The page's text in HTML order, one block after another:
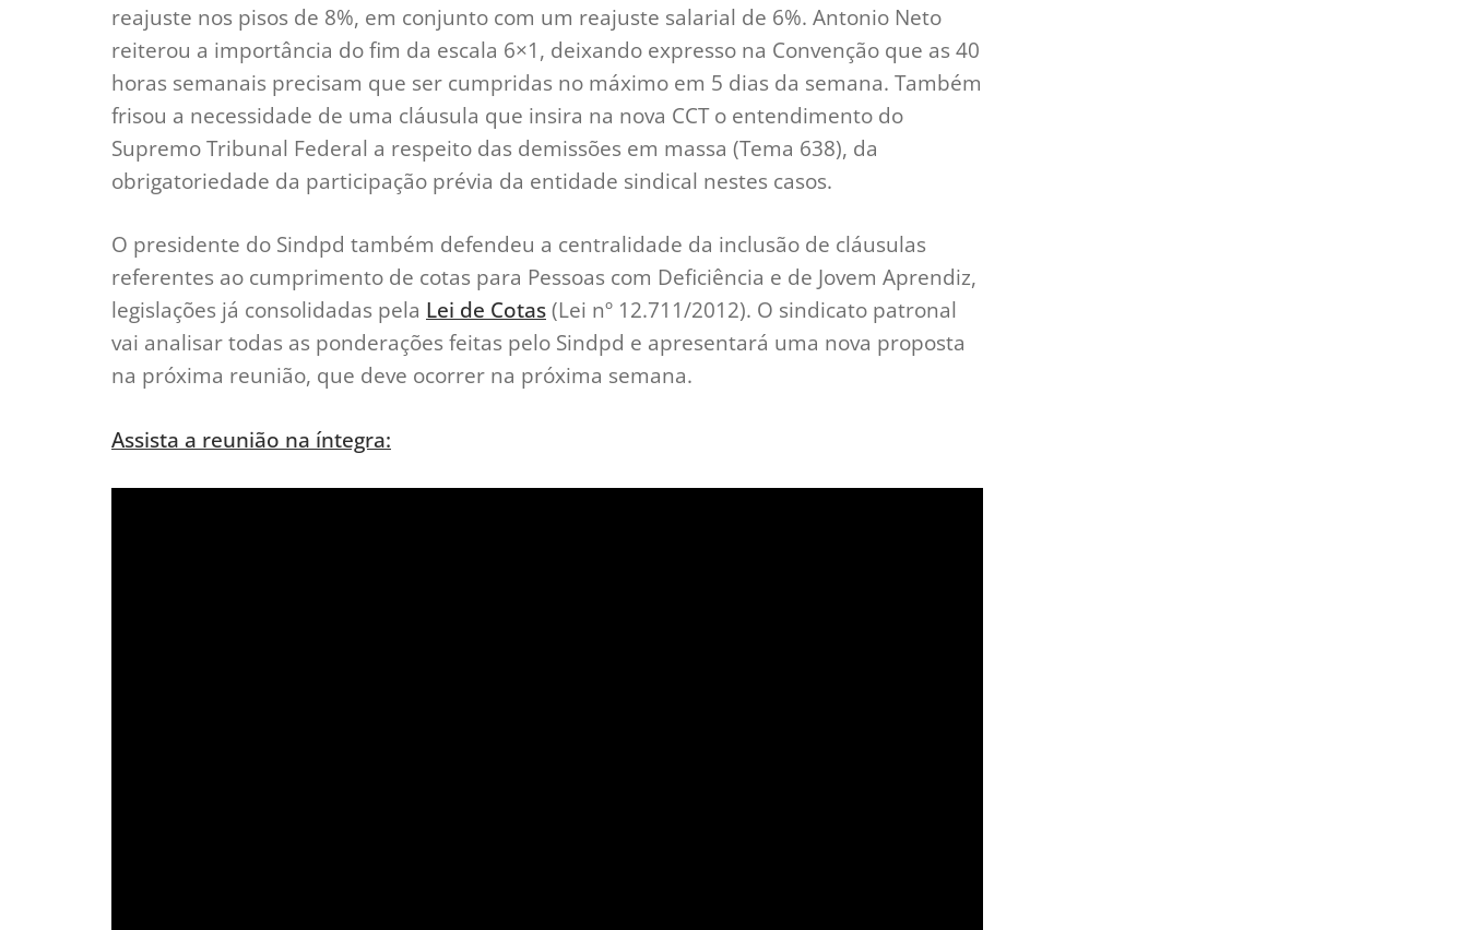
reajuste nos pisos de 8%, em conjunto com um reajuste salarial de 6%. Antonio Neto
reiterou a importância do fim da escala 6×1, deixando expresso na Convenção que as 40
horas semanais precisam que ser cumpridas no máximo em 5 dias da semana. Também
frisou a necessidade de uma cláusula que insira na nova CCT o entendimento do
Supremo Tribunal Federal a respeito das demissões em massa (Tema 638), da
obrigatoriedade da participação prévia da entidade sindical nestes casos.
O presidente do Sindpd também defendeu a centralidade da inclusão de cláusulas
referentes ao cumprimento de cotas para Pessoas com Deficiência e de Jovem Aprendiz,
legislações já consolidadas pela Lei de Cotas(Lei nº 12.711/2012). O sindicato patronal
vai analisar todas as ponderações feitas pelo Sindpd e apresentará uma nova proposta
na próxima reunião, que deve ocorrer na próxima semana.
Assista a reunião na íntegra: